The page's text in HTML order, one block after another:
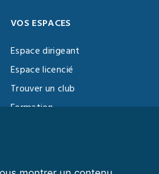
VOS ESPACES
Espace dirigeant
Espace licencié
Trouver un club
Formation